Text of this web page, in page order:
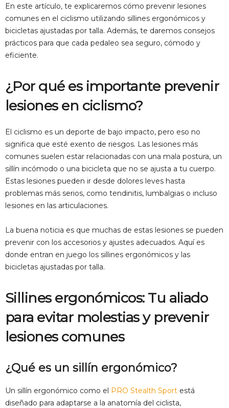
En este artículo, te explicaremos cómo prevenir lesiones
comunes en el ciclismo utilizando sillines ergonómicos y
bicicletas ajustadas por talla. Además, te daremos consejos
prácticos para que cada pedaleo sea seguro, cómodo y
eficiente.
¿Por qué es importante prevenir
lesiones en ciclismo?
El ciclismo es un deporte de bajo impacto, pero eso no
significa que esté exento de riesgos. Las lesiones más
comunes suelen estar relacionadas con una mala postura, un
sillín incómodo o una bicicleta que no se ajusta a tu cuerpo.
Estas lesiones pueden ir desde dolores leves hasta
problemas más serios, como tendinitis, lumbalgias o incluso
lesiones en las articulaciones.
La buena noticia es que muchas de estas lesiones se pueden
prevenir con los accesorios y ajustes adecuados. Aquí es
donde entran en juego los sillines ergonómicos y las
bicicletas ajustadas por talla.
Sillines ergonómicos: Tu aliado
para evitar molestias y prevenir
lesiones comunes
¿Qué es un sillín ergonómico?
Un sillín ergonómico como el PRO Stealth Sport está
diseñado para adaptarse a la anatomía del ciclista,